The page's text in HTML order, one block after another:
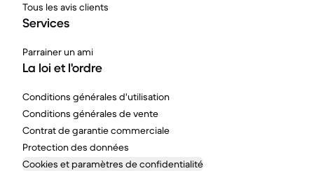
Tous les avis clients
Services
Parrainer un ami
La loi et l'ordre
Conditions générales d'utilisation
Conditions générales de vente
Contrat de garantie commerciale
Protection des données
Cookies et paramètres de confidentialité